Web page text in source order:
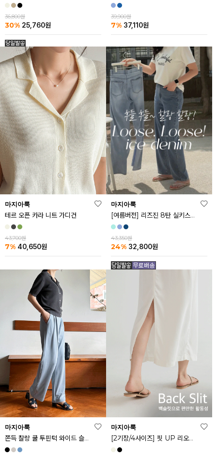
36,800원
30% 25,760원
39,900원
7% 37,110원
마지아룩
테르 오픈 카라 니트 가디건
43,700원
7% 40,650원
마지아룩
[여름버전] 리즈진 8탄 실키스판 와이드 아이스 데님 팬츠
43,350원
24% 32,800원
마지아룩
쫀득 찰랑 쿨 투핀턱 와이드 슬랙스
마지아룩
[2기장/4사이즈] 핏 UP 리오셀 스판 스커트